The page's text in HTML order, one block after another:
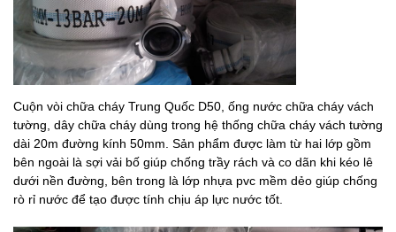
Cuộn vòi chữa cháy Trung Quốc D50, ống nước chữa cháy vách
tường, dây chữa cháy dùng trong hệ thống chữa cháy vách tường
dài 20m đường kính 50mm. Sản phẩm được làm từ hai lớp gồm
bên ngoài là sợi vải bố giúp chống trầy rách và co dãn khi kéo lê
dưới nền đường, bên trong là lớp nhựa pvc mềm dẻo giúp chống
rò rỉ nước để tạo được tính chịu áp lực nước tốt.